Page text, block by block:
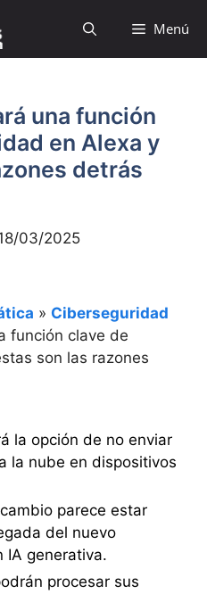
Menú
una función
en Alexa y
detrás
03/2025
» Ciberseguridad
función clave de
son las razones
la opción de no enviar
la nube en dispositivos
parece estar
del nuevo
IA generativa.
procesar sus